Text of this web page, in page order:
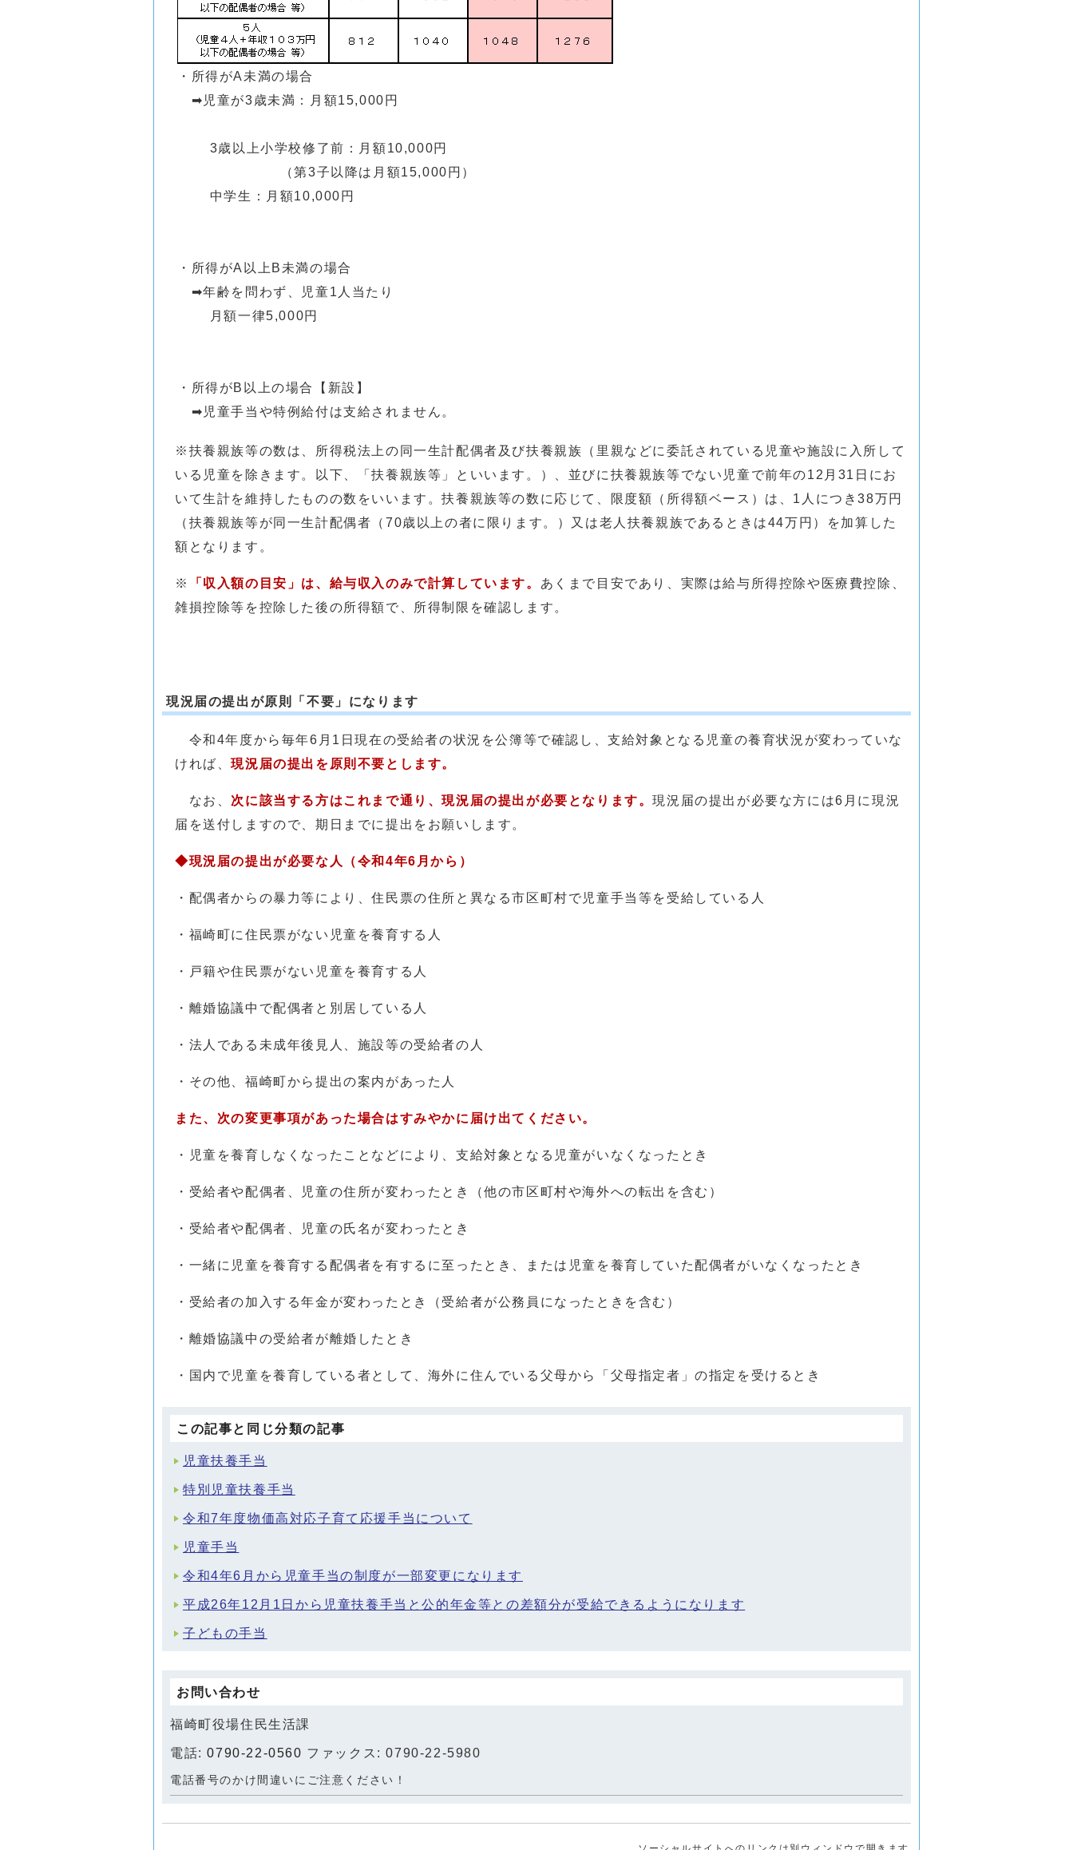
・所得がA未満の場合
➡児童が3歳未満：月額15,000円
3歳以上小学校修了前：月額10,000円
（第3子以降は月額15,000円）
中学生：月額10,000円
・所得がA以上B未満の場合
➡年齢を問わず、児童1人当たり
月額一律5,000円
・所得がB以上の場合【新設】
➡児童手当や特例給付は支給されません。
※扶養親族等の数は、所得税法上の同一生計配偶者及び扶養親族（里親などに委託されている児童や施設に入所して
いる児童を除きます。以下、「扶養親族等」といいます。）、並びに扶養親族等でない児童で前年の12月31日にお
いて生計を維持したものの数をいいます。扶養親族等の数に応じて、限度額（所得額ベース）は、1人につき38万円
（扶養親族等が同一生計配偶者（70歳以上の者に限ります。）又は老人扶養親族であるときは44万円）を加算した
額となります。
※ 「収入額の目安」は、給与収入のみで計算しています。 あくまで目安であり、実際は給与所得控除や医療費控除、
雑損控除等を控除した後の所得額で、所得制限を確認します。
現況届の提出が原則「不要」になります
令和4年度から毎年6月1日現在の受給者の状況を公簿等で確認し、支給対象となる児童の養育状況が変わっていな
ければ、現況届の提出を原則不要とします。
なお、 次に該当する方はこれまで通り、現況届の提出が必要となります。現況届の提出が必要な方には6月に現況
届を送付しますので、期日までに提出をお願いします。
◆現況届の提出が必要な人（令和4年6月から）
・配偶者からの暴力等により、住民票の住所と異なる市区町村で児童手当等を受給している人
・福崎町に住民票がない児童を養育する人
・戸籍や住民票がない児童を養育する人
・離婚協議中で配偶者と別居している人
・法人である未成年後見人、施設等の受給者の人
・その他、福崎町から提出の案内があった人
また、次の変更事項があった場合はすみやかに届け出てください。
・児童を養育しなくなったことなどにより、支給対象となる児童がいなくなったとき
・受給者や配偶者、児童の住所が変わったとき（他の市区町村や海外への転出を含む）
・受給者や配偶者、児童の氏名が変わったとき
・一緒に児童を養育する配偶者を有するに至ったとき、または児童を養育していた配偶者がいなくなったとき
・受給者の加入する年金が変わったとき（受給者が公務員になったときを含む）
・離婚協議中の受給者が離婚したとき
・国内で児童を養育している者として、海外に住んでいる父母から「父母指定者」の指定を受けるとき
この記事と同じ分類の記事
児童扶養手当
特別児童扶養手当
令和7年度物価高対応子育て応援手当について
児童手当
令和4年6月から児童手当の制度が一部変更になります
平成26年12月1日から児童扶養手当と公的年金等との差額分が受給できるようになります
子どもの手当
お問い合わせ
福崎町役場住民生活課
電話:0790-22-0560 ファックス: 0790-22-5980
電話番号のかけ間違いにご注意ください！